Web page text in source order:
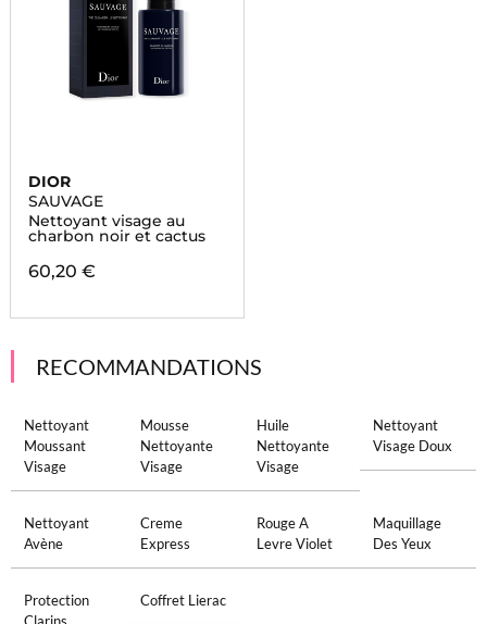
DIOR
SAUVAGE
Nettoyant visage au
charbon noir et cactus
60,20 €
RECOMMANDATIONS
Nettoyant
Moussant
Visage
Mousse
Nettoyante
Visage
Huile
Nettoyante
Visage
Nettoyant
Visage Doux
Nettoyant
Avène
Creme
Express
Rouge A
Levre Violet
Maquillage
Des Yeux
Protection
Coffret Lierac